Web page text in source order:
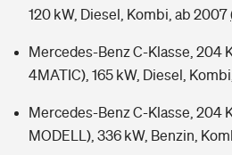
120 kW, Diesel, Kombi, ab 2007
Mercedes-Benz C-Klasse, 204
4MATIC), 165 kW, Diesel,
Mercedes-Benz C-Klasse, 204
MODELL), 336 kW, Benzin,